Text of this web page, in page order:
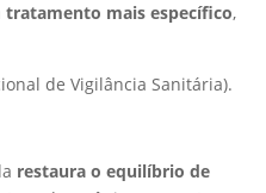
mais específico,
de Vigilância Sanitária).
restaura o equilíbrio de